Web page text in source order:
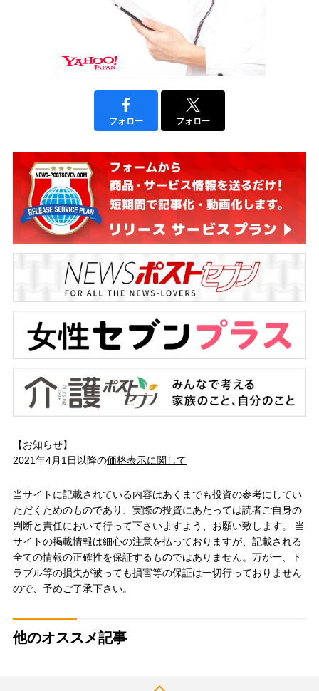
フォロー フォロー
【お知らせ】
2021年4月1日以降の価格表示に関して
当サイトに記載されている内容はあくまでも投資の参考にしてい
ただくためのものであり、実際の投資にあたっては読者ご自身の
判断と責任において行って下さいますよう、お願い致します。 当
サイトの掲載情報は細心の注意を払っておりますが、記載される
全ての情報の正確性を保証するものではありません。万が一、ト
ラブル等の損失が被っても損害等の保証は一切行っておりません
ので、予めご了承下さい。
他のオススメ記事